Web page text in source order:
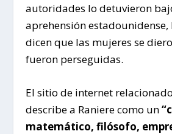
autoridades lo detuvieron
aprehensión estadounidense,
dicen que las mujeres se
fueron perseguidas.
El sitio de internet
describe a Raniere como un
matemático, filósofo,